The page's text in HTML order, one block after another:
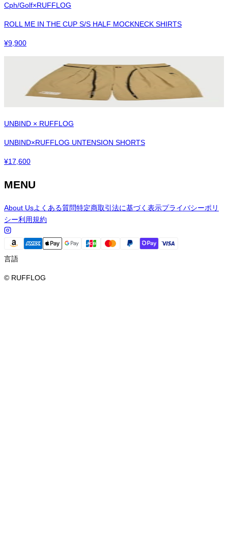
Cph/Golf×RUFFLOG
ROLL ME IN THE CUP S/S HALF MOCKNECK SHIRTS
¥9,900
UNBIND × RUFFLOG
UNBIND×RUFFLOG UNTENSION SHORTS
¥17,600
MENU
About Usよくある質問特定商取引法に基づく表示プライバシーポリ
シー利用規約
言語
© RUFFLOG